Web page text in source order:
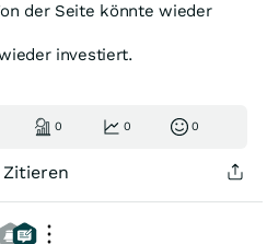
der Seite könnte wieder
investiert.
0 0 0
Zitieren